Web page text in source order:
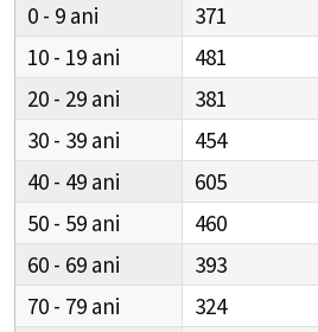
0 - 9 371
10 - 19
481
20 - 29
381
30 - 39
454
40 - 49
605
50 - 59
460
60 - 69
393
70 - 79
324